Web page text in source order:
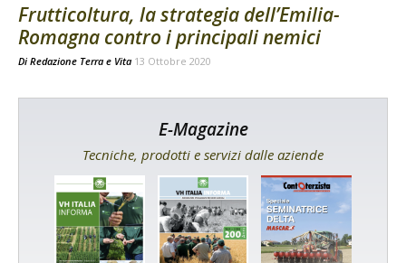
Frutticoltura, la strategia dell’Emilia-
Romagna contro i principali nemici
Di Redazione Terra e Vita 13 Ottobre 2020
E-Magazine
Tecniche, prodotti e servizi dalle aziende